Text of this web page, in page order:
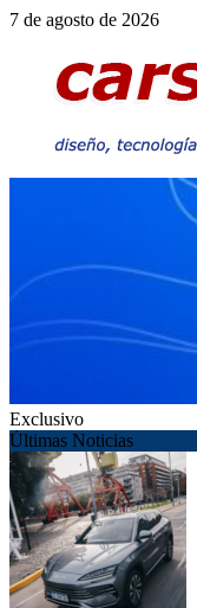
Saltar
contenido
7 de agosto de 2026
Exclusivo
Últimas Noticias